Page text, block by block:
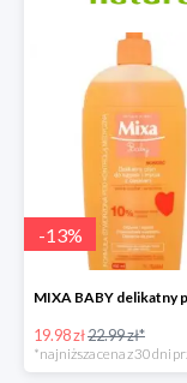
-13%
19.98 zł22.99 zł*